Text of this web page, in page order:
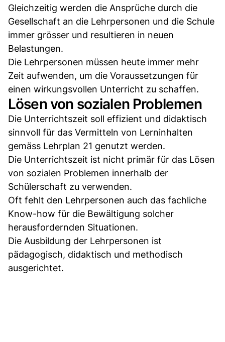
Gleichzeitig werden die Ansprüche durch die
Gesellschaft an die Lehrpersonen und die Schule
immer grösser und resultieren in neuen
Belastungen.
Die Lehrpersonen müssen heute immer mehr
Zeit aufwenden, um die Voraussetzungen für
einen wirkungsvollen Unterricht zu schaffen.
Lösen von sozialen Problemen
Die Unterrichtszeit soll effizient und didaktisch
sinnvoll für das Vermitteln von Lerninhalten
gemäss Lehrplan 21 genutzt werden.
Die Unterrichtszeit ist nicht primär für das Lösen
von sozialen Problemen innerhalb der
Schülerschaft zu verwenden.
Oft fehlt den Lehrpersonen auch das fachliche
Know-how für die Bewältigung solcher
herausfordernden Situationen.
Die Ausbildung der Lehrpersonen ist
pädagogisch, didaktisch und methodisch
ausgerichtet.